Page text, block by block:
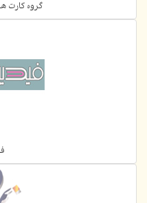
گروه کارت